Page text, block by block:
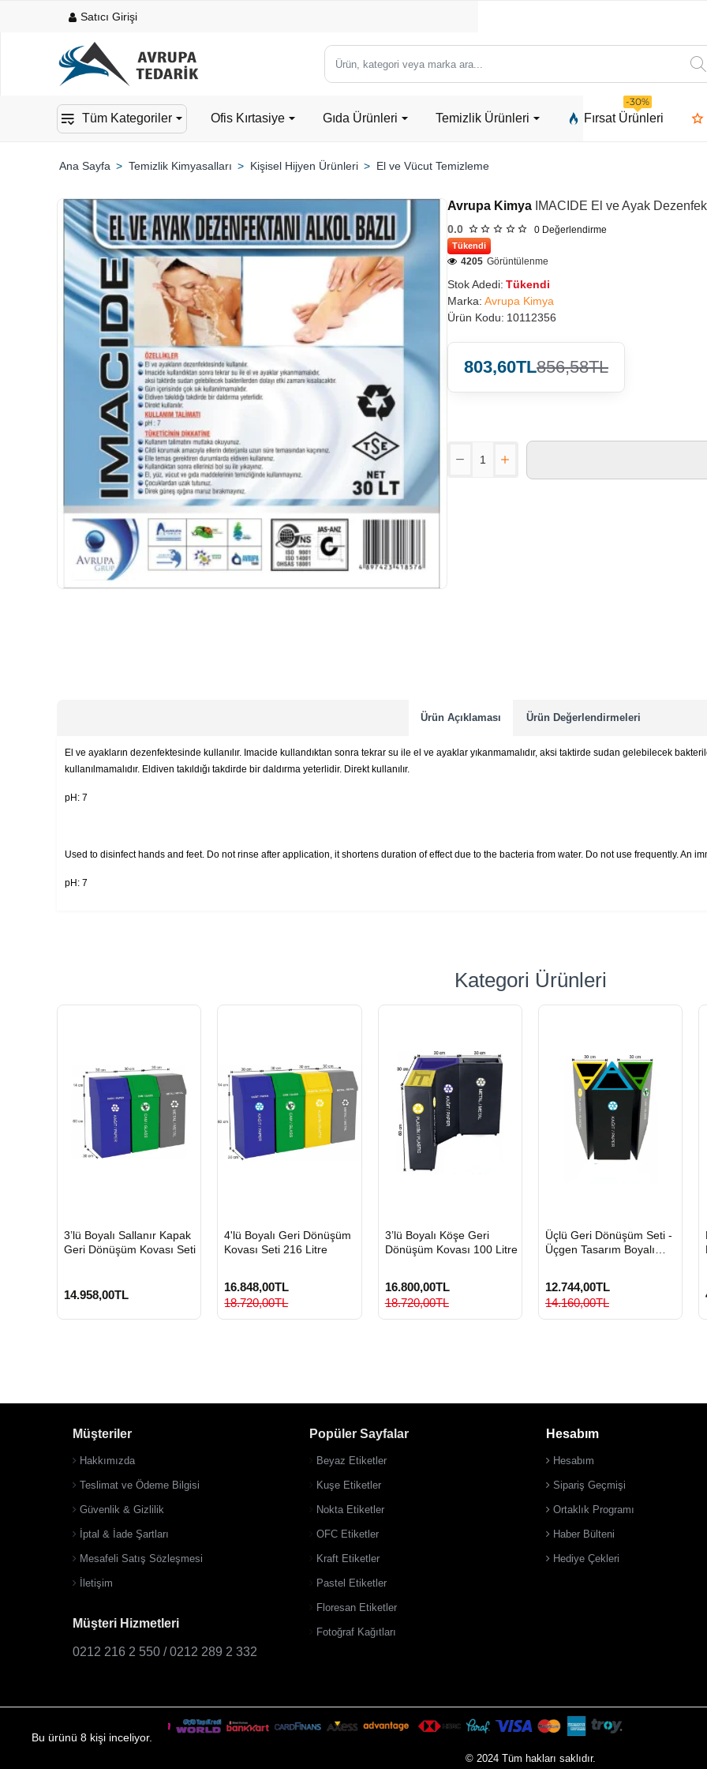
Satıcı Girişi
Ürün,
kategori
marka
Tüm Kategoriler Ofis Kırtasiye Gıda Ürünleri Temizlik Ürünleri Fırsat Ürünleri
-30%
Temizlik Kimyasalları Kişisel Hijyen Ürünleri El ve Vücut Temizleme
Avrupa Kimya IMACIDE El ve Ayak
0.0 0 Değerlendirme
Tükendi
Stok Adedi: Tükendi
Marka: Avrupa Kimya
Ürün Kodu: 10112356
4205 Görüntülenme
803,60TL856,58TL
Bu ürünü 8 kişi inceliyor.
Ürün Açıklaması Ürün Değerlendirmeleri
El ve ayakların dezenfektesinde kullanılır. Imacide kullandıktan sonra tekrar su ile el ve ayaklar yıkanmamalıdır, aksi taktirde sudan gelebilecek
kullanılmamalıdır. Eldiven takıldığı takdirde bir daldırma yeterlidir. Direkt kullanılır.
pH: 7
Used to disinfect hands and feet. Do not rinse after application, it shortens duration of effect due to the bacteria from water. Do not use frequently. An
pH: 7
Kategori Ürünleri
GÖNDERİ
3’lü Boyalı Sallanır Kapak
Geri Dönüşüm Kovası Seti
14.958,00TL
GÖNDERİ
4'lü Boyalı Geri Dönüşüm
Kovası Seti 216 Litre
16.848,00TL
18.720,00TL
GÖNDERİ
3’lü Boyalı Köşe Geri
Dönüşüm Kovası 100 Litre
16.800,00TL
18.720,00TL
GÖNDERİ
Üçlü Geri Dönüşüm Seti -
Üçgen Tasarım Boyalı
12.744,00TL
14.160,00TL
Müşteriler
Hakkımızda
Teslimat ve Ödeme Bilgisi
Güvenlik & Gizlilik
İptal & İade Şartları
Mesafeli Satış Sözleşmesi
İletişim
Müşteri Hizmetleri
0212 216 2 550 / 0212 289 2 332
Popüler Sayfalar
Beyaz Etiketler
Kuşe Etiketler
Nokta Etiketler
OFC Etiketler
Kraft Etiketler
Pastel Etiketler
Floresan Etiketler
Fotoğraf Kağıtları
Hesabım
Hesabım
Sipariş Geçmişi
Ortaklık Programı
Haber Bülteni
Hediye Çekleri
© 2024 Tüm hakları saklıdır.